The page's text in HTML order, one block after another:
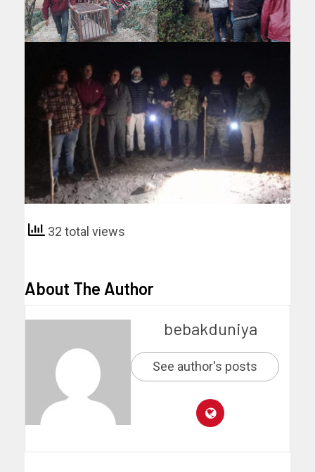
32 total views
About The Author
bebakduniya
See author's posts